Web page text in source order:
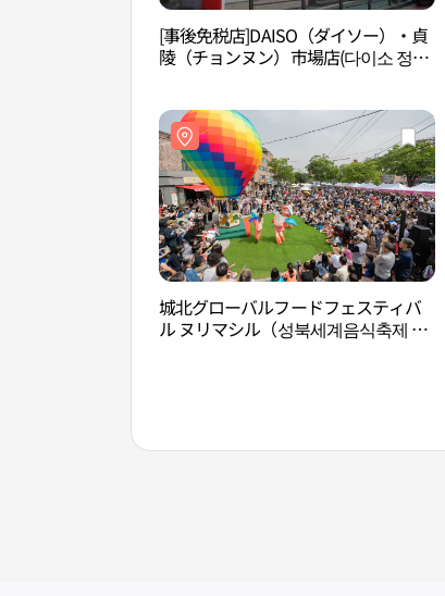
[事後免税店]DAISO（ダイソー）・貞
陵（チョンヌン）市場店(다이소 정릉
城北グローバルフードフェスティバ
ル ヌリマシル（성북세계음식축제 누